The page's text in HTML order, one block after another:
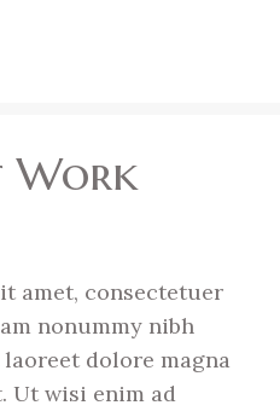
Work
amet, consectetuer
nonummy nibh
dolore magna
Ut wisi enim ad